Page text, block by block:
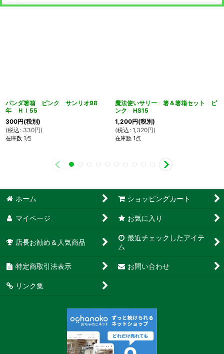
パンダ箸箱 ピンク サンリオ98
年 ＨＩ55
300円(税別)
(税込 : 330円)
在庫数 1点
魔法使いサリー 箸＆箸箱セット ピ
ンク HS15
1,200円(税別)
(税込 : 1,320円)
在庫数 1点
ホーム ショッピングカート
マイページ お気に入り
店長お勧め＆人気商品
最近チェックしたアイテ
ム
特定商取引法表示 お問い合わせ
リンク集